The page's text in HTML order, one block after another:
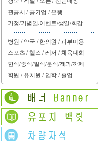
관공서 / 공기업 / 은행
가정/기념일/이벤트/생일/회갑
병원 / 약국 / 한의원 / 피부미용
스포츠 / 헬스 / 레저 / 체육대회
한식/중식/일식/분식/제과/까페
학원 / 유치원 / 입학 / 졸업